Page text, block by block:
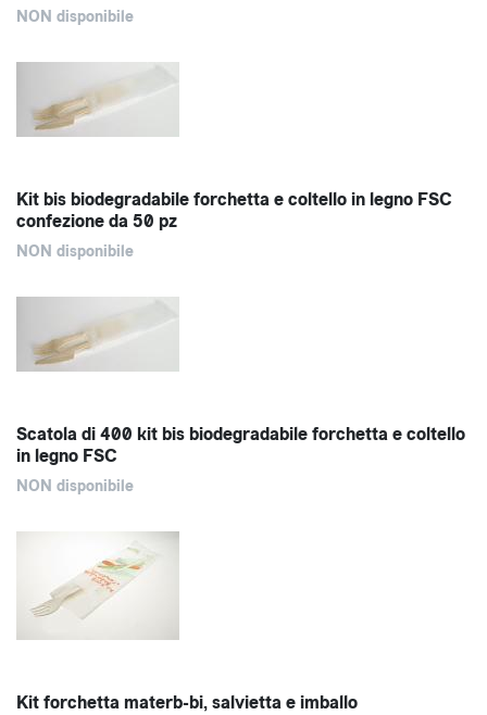
NON disponibile
Kit bis biodegradabile forchetta e coltello in legno FSC
confezione da 50 pz
NON disponibile
Scatola di 400 kit bis biodegradabile forchetta e coltello
in legno FSC
NON disponibile
Kit forchetta materb-bi, salvietta e imballo